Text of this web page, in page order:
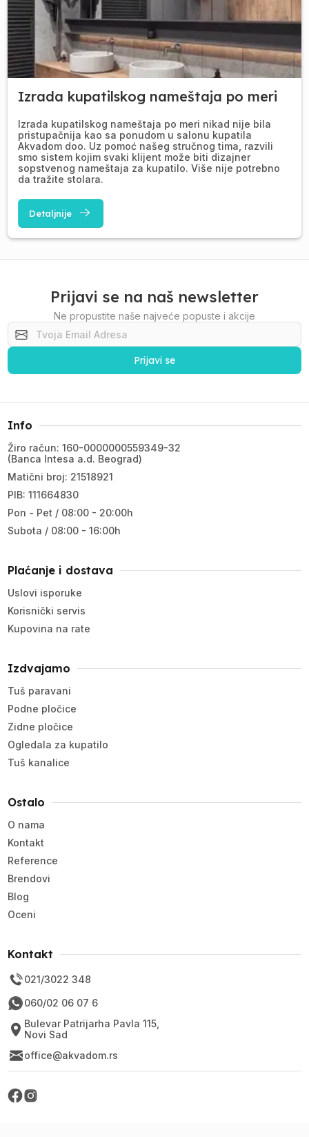
Izrada kupatilskog nameštaja po meri
Izrada kupatilskog nameštaja po meri nikad nije bila
pristupačnija kao sa ponudom u salonu kupatila
Akvadom doo. Uz pomoć našeg stručnog tima, razvili
smo sistem kojim svaki klijent može biti dizajner
sopstvenog nameštaja za kupatilo. Više nije potrebno
da tražite stolara.
Detaljnije
Prijavi se na naš newsletter
Ne propustite naše najveće popuste i akcije
Prijavi se
Info
Žiro račun: 160-0000000559349-32
(Banca Intesa a.d. Beograd)
Matični broj: 21518921
PIB: 111664830
Pon - Pet / 08:00 - 20:00h
Subota / 08:00 - 16:00h
Plaćanje i dostava
Uslovi isporuke
Korisnički servis
Kupovina na rate
Izdvajamo
Tuš paravani
Podne pločice
Zidne pločice
Ogledala za kupatilo
Tuš kanalice
Ostalo
O nama
Kontakt
Reference
Brendovi
Blog
Oceni
Kontakt
021/3022 348
060/02 06 07 6
Bulevar Patrijarha Pavla 115,
Novi Sad
office@akvadom.rs